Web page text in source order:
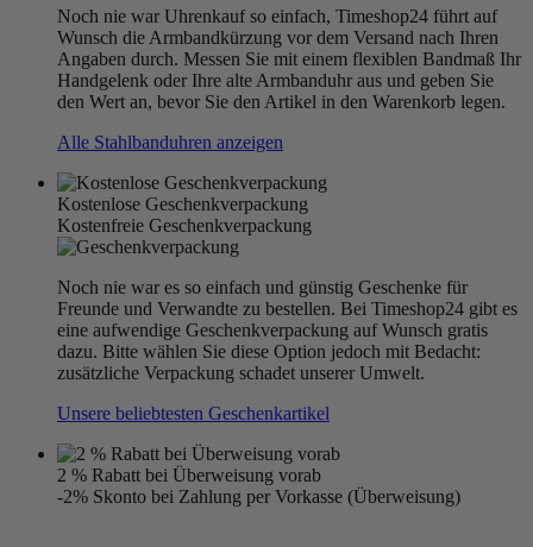
Noch nie war Uhrenkauf so einfach, Timeshop24 führt auf
Wunsch die Armbandkürzung vor dem Versand nach Ihren
Angaben durch. Messen Sie mit einem flexiblen Bandmaß Ihr
Handgelenk oder Ihre alte Armbanduhr aus und geben Sie
den Wert an, bevor Sie den Artikel in den Warenkorb legen.
Alle Stahlbanduhren anzeigen
Kostenlose Geschenkverpackung
Kostenfreie Geschenkverpackung
Noch nie war es so einfach und günstig Geschenke für
Freunde und Verwandte zu bestellen. Bei Timeshop24 gibt es
eine aufwendige Geschenkverpackung auf Wunsch gratis
dazu. Bitte wählen Sie diese Option jedoch mit Bedacht:
zusätzliche Verpackung schadet unserer Umwelt.
Unsere beliebtesten Geschenkartikel
2 % Rabatt bei Überweisung vorab
-2% Skonto bei Zahlung per Vorkasse (Überweisung)